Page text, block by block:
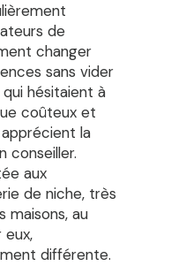
de
changer
sans vider
hésitaient à
coûteux et
la
conseiller.
aux
de niche, très
maisons, au
eux,
différente.